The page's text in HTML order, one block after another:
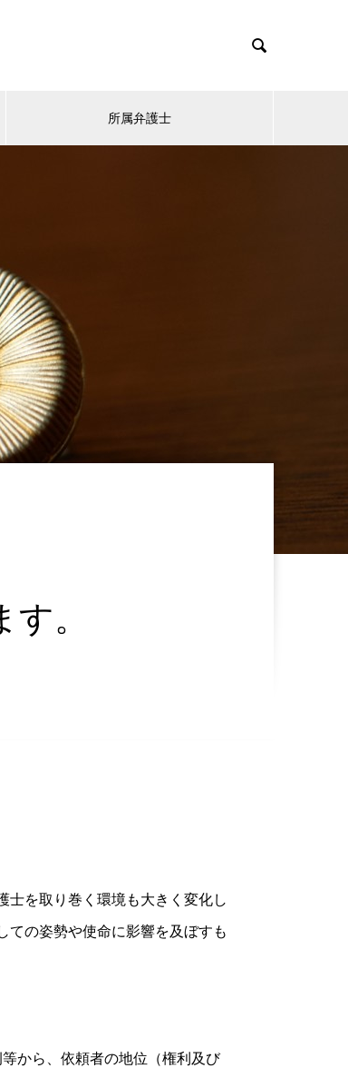

所属弁護士
。
を取り巻く環境も大きく変化し
ての姿勢や使命に影響を及ぼすも
から、依頼者の地位（権利及び